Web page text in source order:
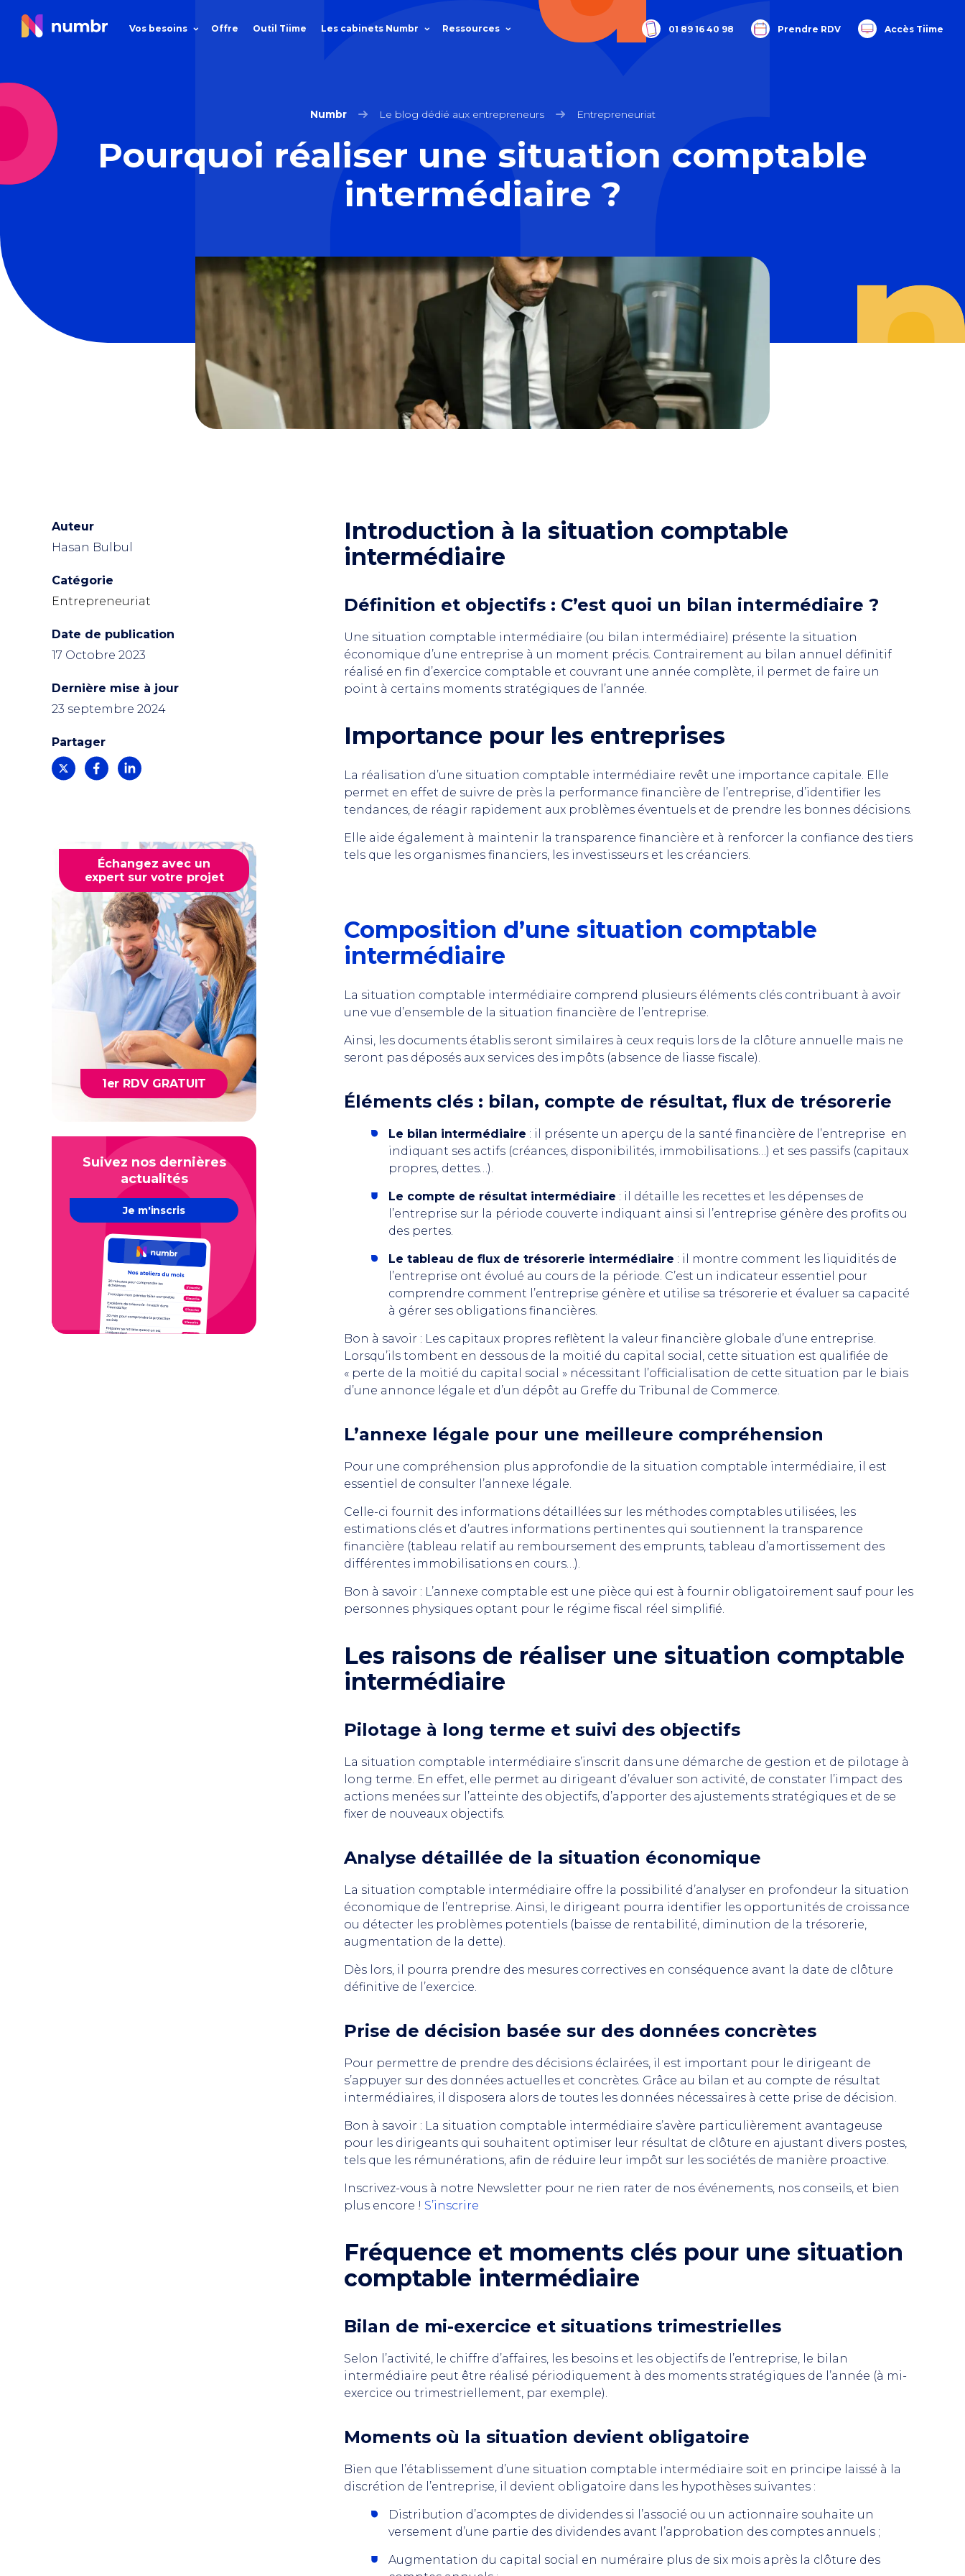
Vos besoins Offre Outil Tiime Les cabinets Numbr Ressources 01 89 16 40 98 Prendre RDV Accès Tiime
Numbr Le blog dédié aux entrepreneurs Entrepreneuriat
Pourquoi réaliser une situation comptable
intermédiaire ?
Introduction à la situation comptable
intermédiaire
Définition et objectifs : C’est quoi un bilan intermédiaire ?
Une situation comptable intermédiaire (ou bilan intermédiaire) présente la situation
économique d’une entreprise à un moment précis. Contrairement au bilan annuel définitif
réalisé en fin d’exercice comptable et couvrant une année complète, il permet de faire un
point à certains moments stratégiques de l’année.
Importance pour les entreprises
La réalisation d’une situation comptable intermédiaire revêt une importance capitale. Elle
permet en effet de suivre de près la performance financière de l’entreprise, d’identifier les
tendances, de réagir rapidement aux problèmes éventuels et de prendre les bonnes décisions.
Elle aide également à maintenir la transparence financière et à renforcer la confiance des tiers
tels que les organismes financiers, les investisseurs et les créanciers.
Composition d’une situation comptable
intermédiaire
La situation comptable intermédiaire comprend plusieurs éléments clés contribuant à avoir
une vue d’ensemble de la situation financière de l’entreprise.
Ainsi, les documents établis seront similaires à ceux requis lors de la clôture annuelle mais ne
seront pas déposés aux services des impôts (absence de liasse fiscale).
Éléments clés : bilan, compte de résultat, flux de trésorerie
Le bilan intermédiaire : il présente un aperçu de la santé financière de l’entreprise en
indiquant ses actifs (créances, disponibilités, immobilisations…) et ses passifs (capitaux
propres, dettes…).
Le compte de résultat intermédiaire : il détaille les recettes et les dépenses de
l’entreprise sur la période couverte indiquant ainsi si l’entreprise génère des profits ou
des pertes.
Le tableau de flux de trésorerie intermédiaire : il montre comment les liquidités de
l’entreprise ont évolué au cours de la période. C’est un indicateur essentiel pour
comprendre comment l’entreprise génère et utilise sa trésorerie et évaluer sa capacité
à gérer ses obligations financières.
Bon à savoir : Les capitaux propres reflètent la valeur financière globale d’une entreprise.
Lorsqu’ils tombent en dessous de la moitié du capital social, cette situation est qualifiée de
« perte de la moitié du capital social » nécessitant l’officialisation de cette situation par le biais
d’une annonce légale et d’un dépôt au Greffe du Tribunal de Commerce.
L’annexe légale pour une meilleure compréhension
Pour une compréhension plus approfondie de la situation comptable intermédiaire, il est
essentiel de consulter l’annexe légale.
Celle-ci fournit des informations détaillées sur les méthodes comptables utilisées, les
estimations clés et d’autres informations pertinentes qui soutiennent la transparence
financière (tableau relatif au remboursement des emprunts, tableau d’amortissement des
différentes immobilisations en cours…).
Bon à savoir : L’annexe comptable est une pièce qui est à fournir obligatoirement sauf pour les
personnes physiques optant pour le régime fiscal réel simplifié.
Les raisons de réaliser une situation comptable
intermédiaire
Pilotage à long terme et suivi des objectifs
La situation comptable intermédiaire s’inscrit dans une démarche de gestion et de pilotage à
long terme. En effet, elle permet au dirigeant d’évaluer son activité, de constater l’impact des
actions menées sur l’atteinte des objectifs, d’apporter des ajustements stratégiques et de se
fixer de nouveaux objectifs.
Analyse détaillée de la situation économique
La situation comptable intermédiaire offre la possibilité d’analyser en profondeur la situation
économique de l’entreprise. Ainsi, le dirigeant pourra identifier les opportunités de croissance
ou détecter les problèmes potentiels (baisse de rentabilité, diminution de la trésorerie,
augmentation de la dette).
Dès lors, il pourra prendre des mesures correctives en conséquence avant la date de clôture
définitive de l’exercice.
Prise de décision basée sur des données concrètes
Pour permettre de prendre des décisions éclairées, il est important pour le dirigeant de
s’appuyer sur des données actuelles et concrètes. Grâce au bilan et au compte de résultat
intermédiaires, il disposera alors de toutes les données nécessaires à cette prise de décision.
Bon à savoir : La situation comptable intermédiaire s’avère particulièrement avantageuse
pour les dirigeants qui souhaitent optimiser leur résultat de clôture en ajustant divers postes,
tels que les rémunérations, afin de réduire leur impôt sur les sociétés de manière proactive.
Inscrivez-vous à notre Newsletter pour ne rien rater de nos événements, nos conseils, et bien
plus encore ! S’inscrire
Fréquence et moments clés pour une situation
comptable intermédiaire
Bilan de mi-exercice et situations trimestrielles
Selon l’activité, le chiffre d’affaires, les besoins et les objectifs de l’entreprise, le bilan
intermédiaire peut être réalisé périodiquement à des moments stratégiques de l’année (à mi-
exercice ou trimestriellement, par exemple).
Moments où la situation devient obligatoire
Bien que l’établissement d’une situation comptable intermédiaire soit en principe laissé à la
discrétion de l’entreprise, il devient obligatoire dans les hypothèses suivantes :
Distribution d’acomptes de dividendes si l’associé ou un actionnaire souhaite un
versement d’une partie des dividendes avant l’approbation des comptes annuels ;
Augmentation du capital social en numéraire plus de six mois après la clôture des
Auteur
Hasan Bulbul
Catégorie
Entrepreneuriat
Date de publication
17 Octobre 2023
Dernière mise à jour
23 septembre 2024
Partager
Échangez avec un
expert sur votre projet
1er RDV GRATUIT
Suivez nos dernières
actualités
Je m'inscris